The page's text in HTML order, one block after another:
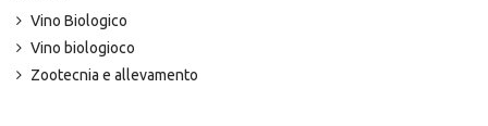
Vino Biologico
Vino biologioco
Zootecnia e allevamento